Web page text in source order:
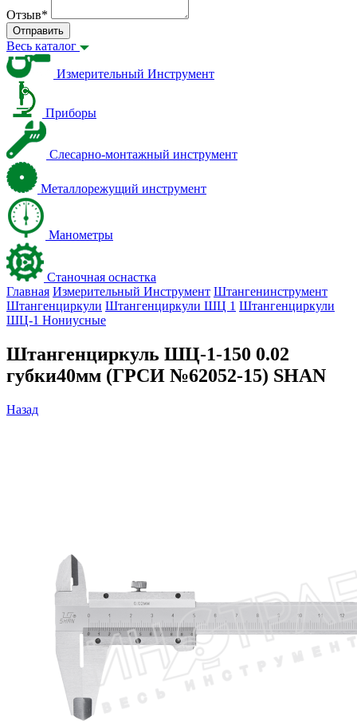
Отзыв*
Отправить
Весь каталог
Измерительный Инструмент
Приборы
Слесарно-монтажный инструмент
Металлорежущий инструмент
Манометры
Станочная оснастка
Главная Измерительный Инструмент Штангенинструмент
Штангенциркули Штангенциркули ШЦ 1 Штангенциркули
ШЦ-1 Нониусные
Штангенциркуль ШЦ-1-150 0.02
губки40мм (ГРСИ №62052-15) SHAN
Назад